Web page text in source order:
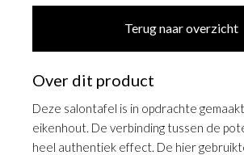
Terug naar overzicht
Over dit product
Deze salontafel is in opdrachte
eikenhout. De verbinding tussen de
heel authentiek effect. De hier